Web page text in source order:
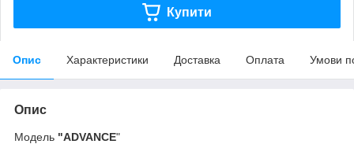
Купити
Опис Характеристики Доставка Оплата Умови
Опис
Модель "ADVANCE"